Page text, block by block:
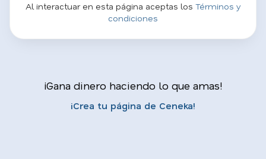
Al interactuar en esta página aceptas los Términos y
condiciones
¡Gana dinero haciendo lo que amas!
¡Crea tu página de Ceneka!